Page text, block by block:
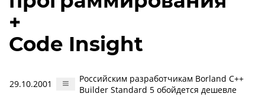
+
Code Insight
29.10.2001
Российским разработчикам Borland C++
Builder Standard 5 обойдется дешевле